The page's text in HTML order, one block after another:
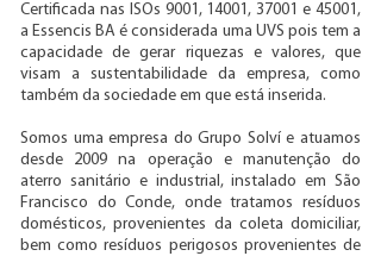
Certificada nas ISOs 9001, 14001, 37001 e 45001,
a Essencis BA é considerada uma UVS pois tem a
capacidade de gerar riquezas e valores, que
visam a sustentabilidade da empresa, como
também da sociedade em que está inserida.
Somos uma empresa do Grupo Solví e atuamos
desde 2009 na operação e manutenção do
aterro sanitário e industrial, instalado em São
Francisco do Conde, onde tratamos resíduos
domésticos, provenientes da coleta domiciliar,
bem como resíduos perigosos provenientes de